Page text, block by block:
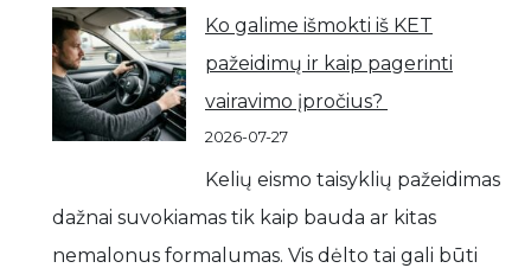
Ko galime išmokti iš KET
pažeidimų ir kaip pagerinti
vairavimo įpročius?
2026-07-27
Kelių eismo taisyklių pažeidimas
dažnai suvokiamas tik kaip bauda ar kitas
nemalonus formalumas. Vis dėlto tai gali būti